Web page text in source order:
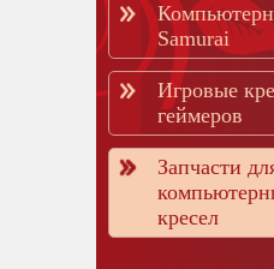
Samurai
Игровые
геймеров
Запчасти
кресел